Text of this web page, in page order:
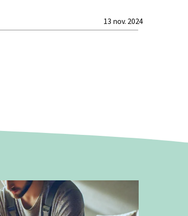
13 nov. 2024